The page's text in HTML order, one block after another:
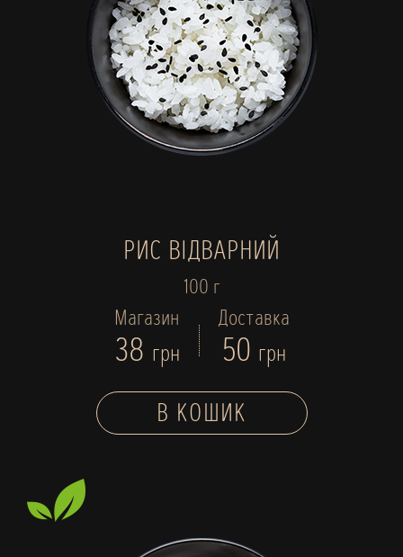
РИС ВІДВАРНИЙ
100 г
Магазин
38 грн
Доставка
50 грн
В КОШИК